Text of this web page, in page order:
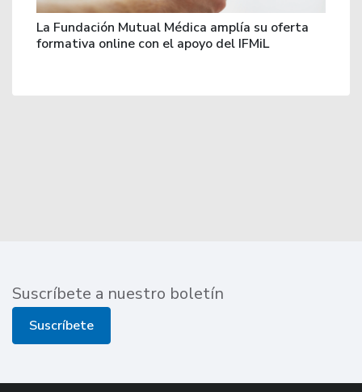
La Fundación Mutual Médica amplía su oferta
formativa online con el apoyo del IFMiL
Suscríbete a nuestro boletín
Suscríbete